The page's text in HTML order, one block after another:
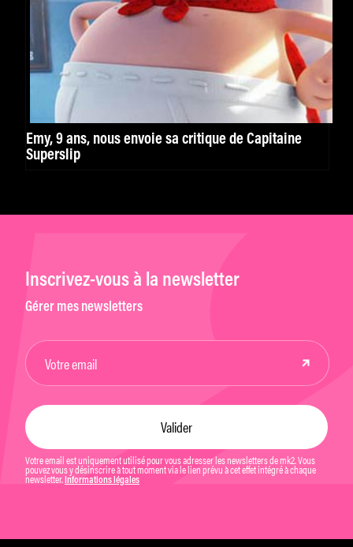
Emy, 9 ans, nous envoie sa critique de Capitaine
Superslip
Inscrivez-vous à la newsletter
Gérer mes newsletters
Votre email est uniquement utilisé pour vous adresser les newsletters de mk2. Vous
pouvez vous y désinscrire à tout moment via le lien prévu à cet effet intégré à chaque
newsletter. Informations légales